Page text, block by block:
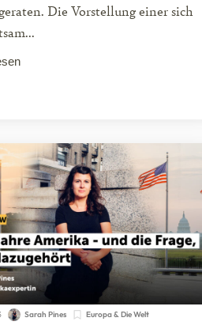
Die Vorstellung einer sich
Sarah Pines Europa & Die Welt